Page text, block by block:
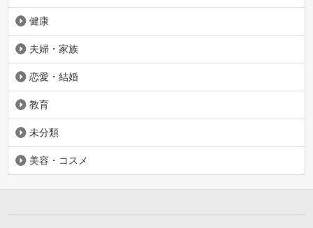
健康
夫婦・家族
恋愛・結婚
教育
未分類
美容・コスメ